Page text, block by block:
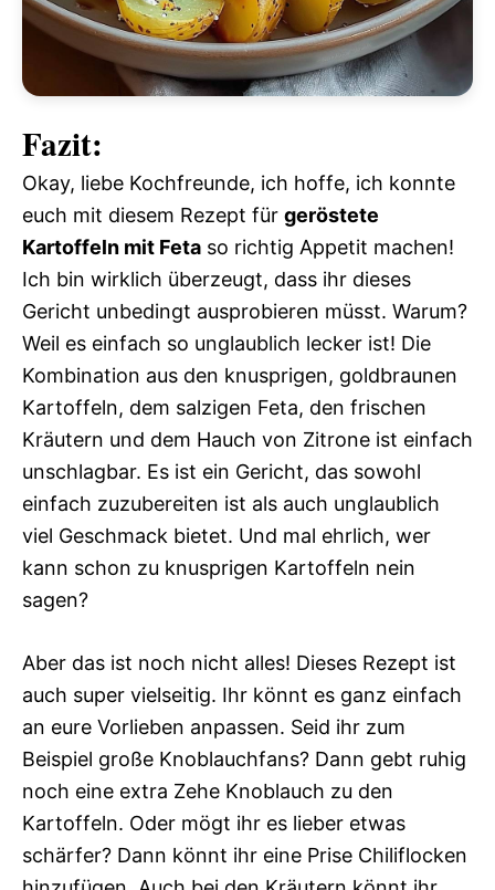
Fazit:
Okay, liebe Kochfreunde, ich hoffe, ich konnte
euch mit diesem Rezept für geröstete
Kartoffeln mit Feta so richtig Appetit machen!
Ich bin wirklich überzeugt, dass ihr dieses
Gericht unbedingt ausprobieren müsst. Warum?
Weil es einfach so unglaublich lecker ist! Die
Kombination aus den knusprigen, goldbraunen
Kartoffeln, dem salzigen Feta, den frischen
Kräutern und dem Hauch von Zitrone ist einfach
unschlagbar. Es ist ein Gericht, das sowohl
einfach zuzubereiten ist als auch unglaublich
viel Geschmack bietet. Und mal ehrlich, wer
kann schon zu knusprigen Kartoffeln nein
sagen?
Aber das ist noch nicht alles! Dieses Rezept ist
auch super vielseitig. Ihr könnt es ganz einfach
an eure Vorlieben anpassen. Seid ihr zum
Beispiel große Knoblauchfans? Dann gebt ruhig
noch eine extra Zehe Knoblauch zu den
Kartoffeln. Oder mögt ihr es lieber etwas
schärfer? Dann könnt ihr eine Prise Chiliflocken